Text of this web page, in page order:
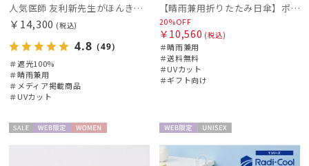
人気医師 友利新先生がほんきで作った”絶対に忘れない誰でも日傘” エレガント派のバンブーフリル【晴雨兼用折日傘】フワクール® (Fuwacool®) 雨の日OK 軽量 遮光100% UV100％
￥14,300 (税込)
4.8 （49）
＃遮光100%
＃晴雨兼用
＃メディア掲載商品
＃UVカット
【晴雨兼用折りたたみ日傘】ポロ ラルフ ローレン (POLO RALPH LAUREN) カラーベア 遮光 遮熱 UV 晴雨兼用
20%OFF
￥10,560 (税込)
＃晴雨兼用
＃送料無料
＃UVカット
＃ギフト向け
定